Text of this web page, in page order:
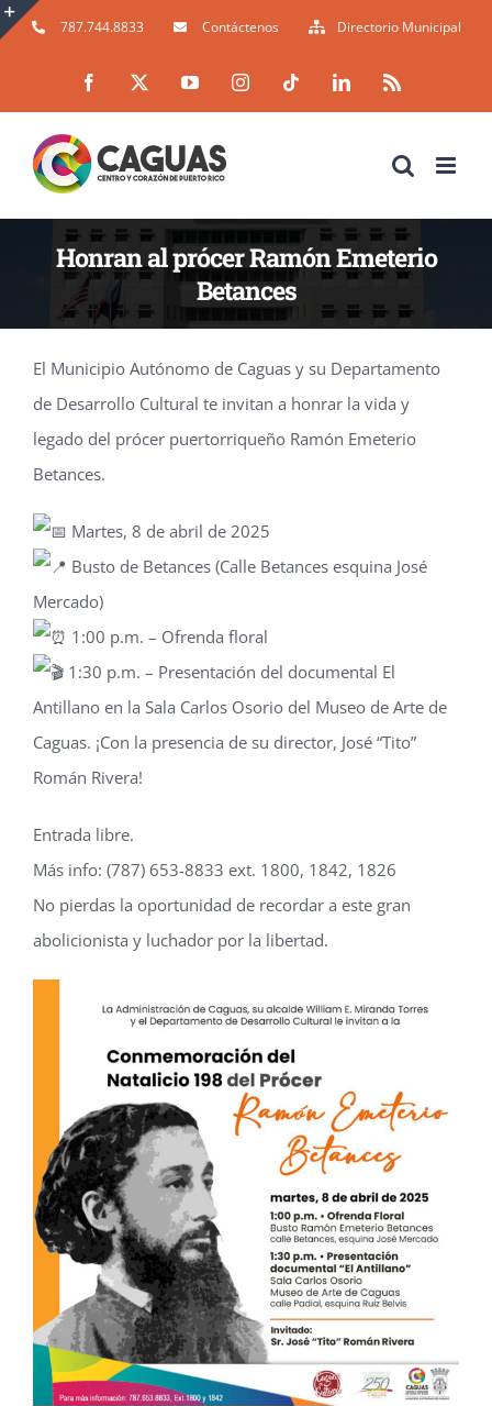
Skip
787.744.8833 Contáctenos Directorio Municipal
Facebook YouTubeInstagramTiktok LinkedIn
Honran al prócer Ramón Emeterio
Betances
El Municipio Autónomo de Caguas y su Departamento
de Desarrollo Cultural te invitan a honrar la vida y
legado del prócer puertorriqueño Ramón Emeterio
Betances.
Martes, 8 de abril de 2025
Busto de Betances (Calle Betances esquina José
Mercado)
1:00 p.m. – Ofrenda floral
1:30 p.m. – Presentación del documental El
Antillano en la Sala Carlos Osorio del Museo de Arte de
Caguas. ¡Con la presencia de su director, José “Tito”
Román Rivera!
Entrada libre.
Más info: (787) 653-8833 ext. 1800, 1842, 1826
No pierdas la oportunidad de recordar a este gran
abolicionista y luchador por la libertad.